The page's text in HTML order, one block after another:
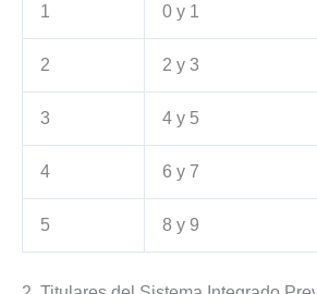
1 0 y 1
2 2 y 3
3 4 y 5
4 6 y 7
5 8 y 9